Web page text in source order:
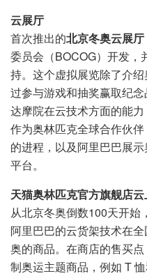
云展厅
首次推出的北京冬奥云展厅
委员会（BOCOG）开发，
持。这个虚拟展览除了介
过参与游戏和抽奖赢取纪
达摩院在云技术方面的能
作为奥林匹克全球合作伙
的进程，以及阿里巴巴展
平台。
天猫奥林匹克官方旗舰店
从北京冬奥倒数100天开始
阿里巴巴的云货架技术在
奥的商品。在商店的售买
制奥运主题商品，例如 T